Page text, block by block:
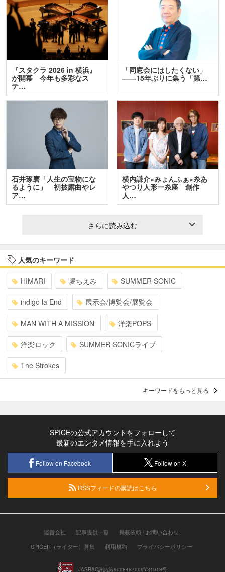
『スタクラ 2026 in 横浜』
が開幕 今年も多彩なス
テ…
「同窓会にはしたくない」
――15年ぶりに集う「第…
石井琢磨「人生の宝物にな
るように」 初披露曲やレ
ア…
横内謙介×みょんふぁ×糸あ
やつり人形一糸座 創作
人…
さらに読み込む
人気のキーワード
HIMARI 堀ちえみ SUMMER SONIC
indigo la End 展示会/博覧会/展覧会
MAN WITH A MISSION 洋楽POPS
洋楽ロック SUMMER SONICライブ
The Strokes
キーワードをもっと見る
SPICEの公式アカウントをフォローして
最新のエンタメ情報を手に入れよう
Follow on Facebook Follow on X
RSSフィードの購読はこちら
運営会社 記事提供一覧
掲載依頼 / お問い合わせ
SPICER（ライター）募集
利用規約 プライバシーポリシー
JASRAC許諾第9008487009Y31018号